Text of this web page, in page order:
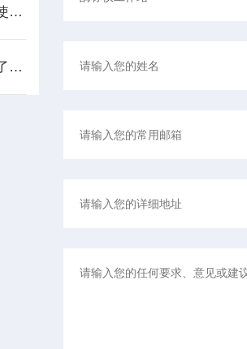
台式恒温振荡器具体的使用步骤是如何的？瞧这里
酶标仪的结构特征决定了它的使用环境